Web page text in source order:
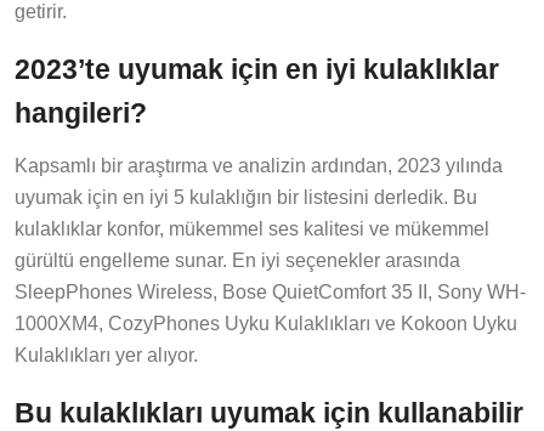
getirir.
2023’te uyumak için en iyi kulaklıklar
hangileri?
Kapsamlı bir araştırma ve analizin ardından, 2023 yılında
uyumak için en iyi 5 kulaklığın bir listesini derledik. Bu
kulaklıklar konfor, mükemmel ses kalitesi ve mükemmel
gürültü engelleme sunar. En iyi seçenekler arasında
SleepPhones Wireless, Bose QuietComfort 35 II, Sony WH-
1000XM4, CozyPhones Uyku Kulaklıkları ve Kokoon Uyku
Kulaklıkları yer alıyor.
Bu kulaklıkları uyumak için kullanabilir